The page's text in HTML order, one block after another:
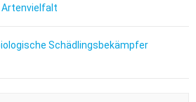
Schädlingsbekämpfer